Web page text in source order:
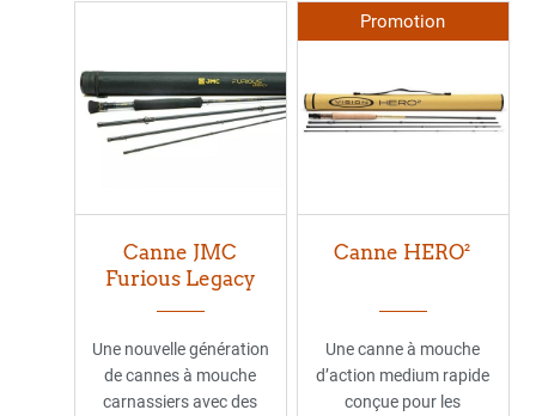
Canne JMC
Furious Legacy
Une nouvelle génération
de cannes à mouche
carnassiers avec des
Promotion
Canne HERO²
Une canne à mouche
d’action medium rapide
conçue pour les